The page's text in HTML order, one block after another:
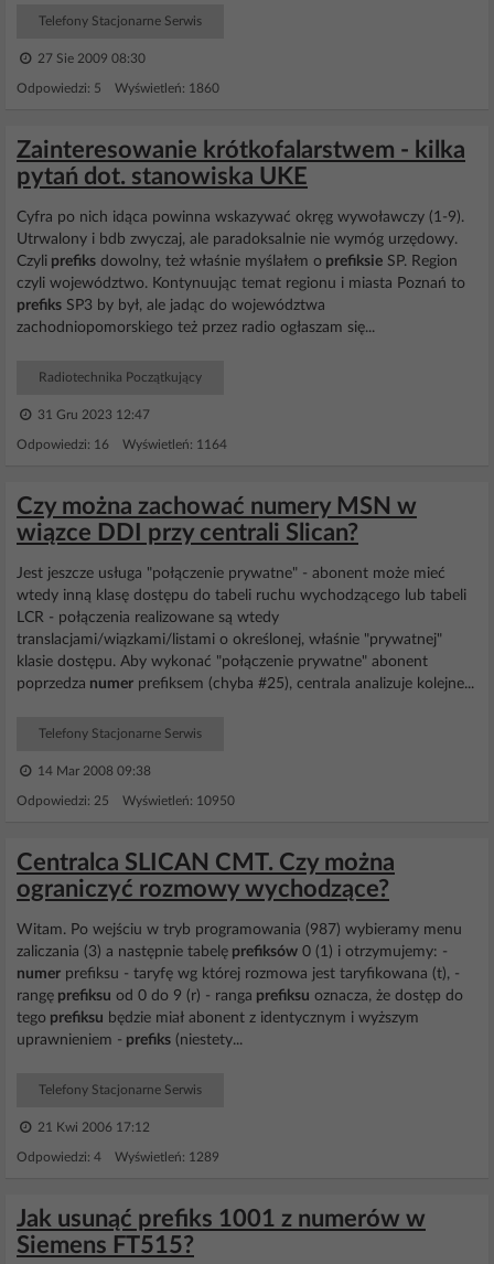
Telefony Stacjonarne Serwis
27 Sie 2009 08:30
Odpowiedzi: 5 Wyświetleń: 1860
Zainteresowanie krótkofalarstwem - kilka
pytań dot. stanowiska UKE
Cyfra po nich idąca powinna wskazywać okręg wywoławczy (1-9).
Utrwalony i bdb zwyczaj, ale paradoksalnie nie wymóg urzędowy.
Czyli prefiks dowolny, też właśnie myślałem o prefiksie SP. Region
czyli województwo. Kontynuując temat regionu i miasta Poznań to
prefiks SP3 by był, ale jadąc do województwa
zachodniopomorskiego też przez radio ogłaszam się...
Radiotechnika Początkujący
31 Gru 2023 12:47
Odpowiedzi: 16 Wyświetleń: 1164
Czy można zachować numery MSN w
wiązce DDI przy centrali Slican?
Jest jeszcze usługa "połączenie prywatne" - abonent może mieć
wtedy inną klasę dostępu do tabeli ruchu wychodzącego lub tabeli
LCR - połączenia realizowane są wtedy
translacjami/wiązkami/listami o określonej, właśnie "prywatnej"
klasie dostępu. Aby wykonać "połączenie prywatne" abonent
poprzedza numer prefiksem (chyba #25), centrala analizuje kolejne...
Telefony Stacjonarne Serwis
14 Mar 2008 09:38
Odpowiedzi: 25 Wyświetleń: 10950
Centralca SLICAN CMT. Czy można
ograniczyć rozmowy wychodzące?
Witam. Po wejściu w tryb programowania (987) wybieramy menu
zaliczania (3) a następnie tabelę prefiksów 0 (1) i otrzymujemy: -
numer prefiksu - taryfę wg której rozmowa jest taryfikowana (t), -
rangę prefiksu od 0 do 9 (r) - ranga prefiksu oznacza, że dostęp do
tego prefiksu będzie miał abonent z identycznym i wyższym
uprawnieniem - prefiks (niestety...
Telefony Stacjonarne Serwis
21 Kwi 2006 17:12
Odpowiedzi: 4 Wyświetleń: 1289
Jak usunąć prefiks 1001 z numerów w
Siemens FT515?